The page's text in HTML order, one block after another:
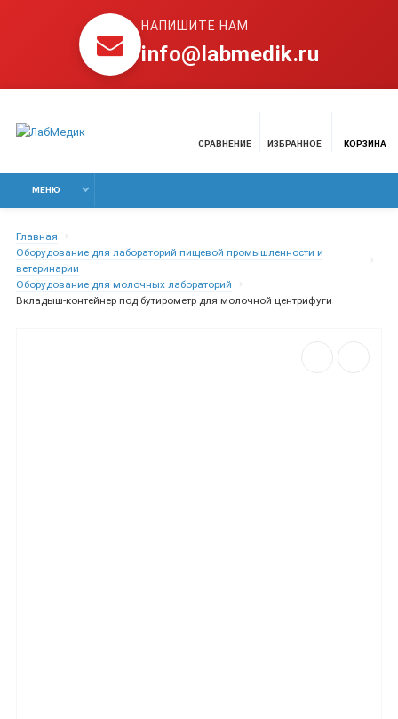
НАПИШИТЕ НАМ
info@labmedik.ru
СРАВНЕНИЕ ИЗБРАННОЕ КОРЗИНА
МЕНЮ
Главная
Оборудование для лабораторий пищевой промышленности и
ветеринарии
Оборудование для молочных лабораторий
Вкладыш-контейнер под бутирометр для молочной центрифуги